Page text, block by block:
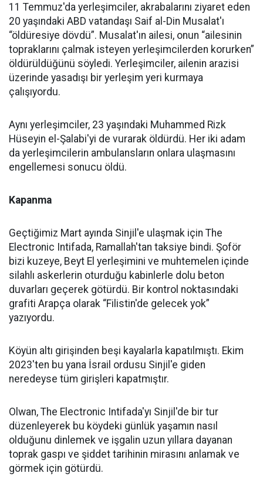
11 Temmuz'da yerleşimciler, akrabalarını ziyaret eden
20 yaşındaki ABD vatandaşı Saif al-Din Musalat'ı
“öldüresiye dövdü”. Musalat'ın ailesi, onun “ailesinin
topraklarını çalmak isteyen yerleşimcilerden korurken”
öldürüldüğünü söyledi. Yerleşimciler, ailenin arazisi
üzerinde yasadışı bir yerleşim yeri kurmaya
çalışıyordu.
Aynı yerleşimciler, 23 yaşındaki Muhammed Rizk
Hüseyin el-Şalabi'yi de vurarak öldürdü. Her iki adam
da yerleşimcilerin ambulansların onlara ulaşmasını
engellemesi sonucu öldü.
Kapanma
Geçtiğimiz Mart ayında Sinjil'e ulaşmak için The
Electronic Intifada, Ramallah'tan taksiye bindi. Şoför
bizi kuzeye, Beyt El yerleşimini ve muhtemelen içinde
silahlı askerlerin oturduğu kabinlerle dolu beton
duvarları geçerek götürdü. Bir kontrol noktasındaki
grafiti Arapça olarak “Filistin'de gelecek yok”
yazıyordu.
Köyün altı girişinden beşi kayalarla kapatılmıştı. Ekim
2023'ten bu yana İsrail ordusu Sinjil'e giden
neredeyse tüm girişleri kapatmıştır.
Olwan, The Electronic Intifada'yı Sinjil'de bir tur
düzenleyerek bu köydeki günlük yaşamın nasıl
olduğunu dinlemek ve işgalin uzun yıllara dayanan
toprak gaspı ve şiddet tarihinin mirasını anlamak ve
görmek için götürdü.